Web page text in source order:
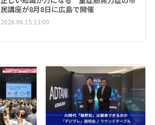
民講座が8月8日に広島で開催
2026.06.15 13:00